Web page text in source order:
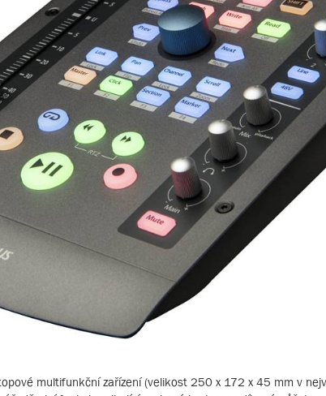
multifunkční zařízení (velikost 250 x 172 x 45 mm v